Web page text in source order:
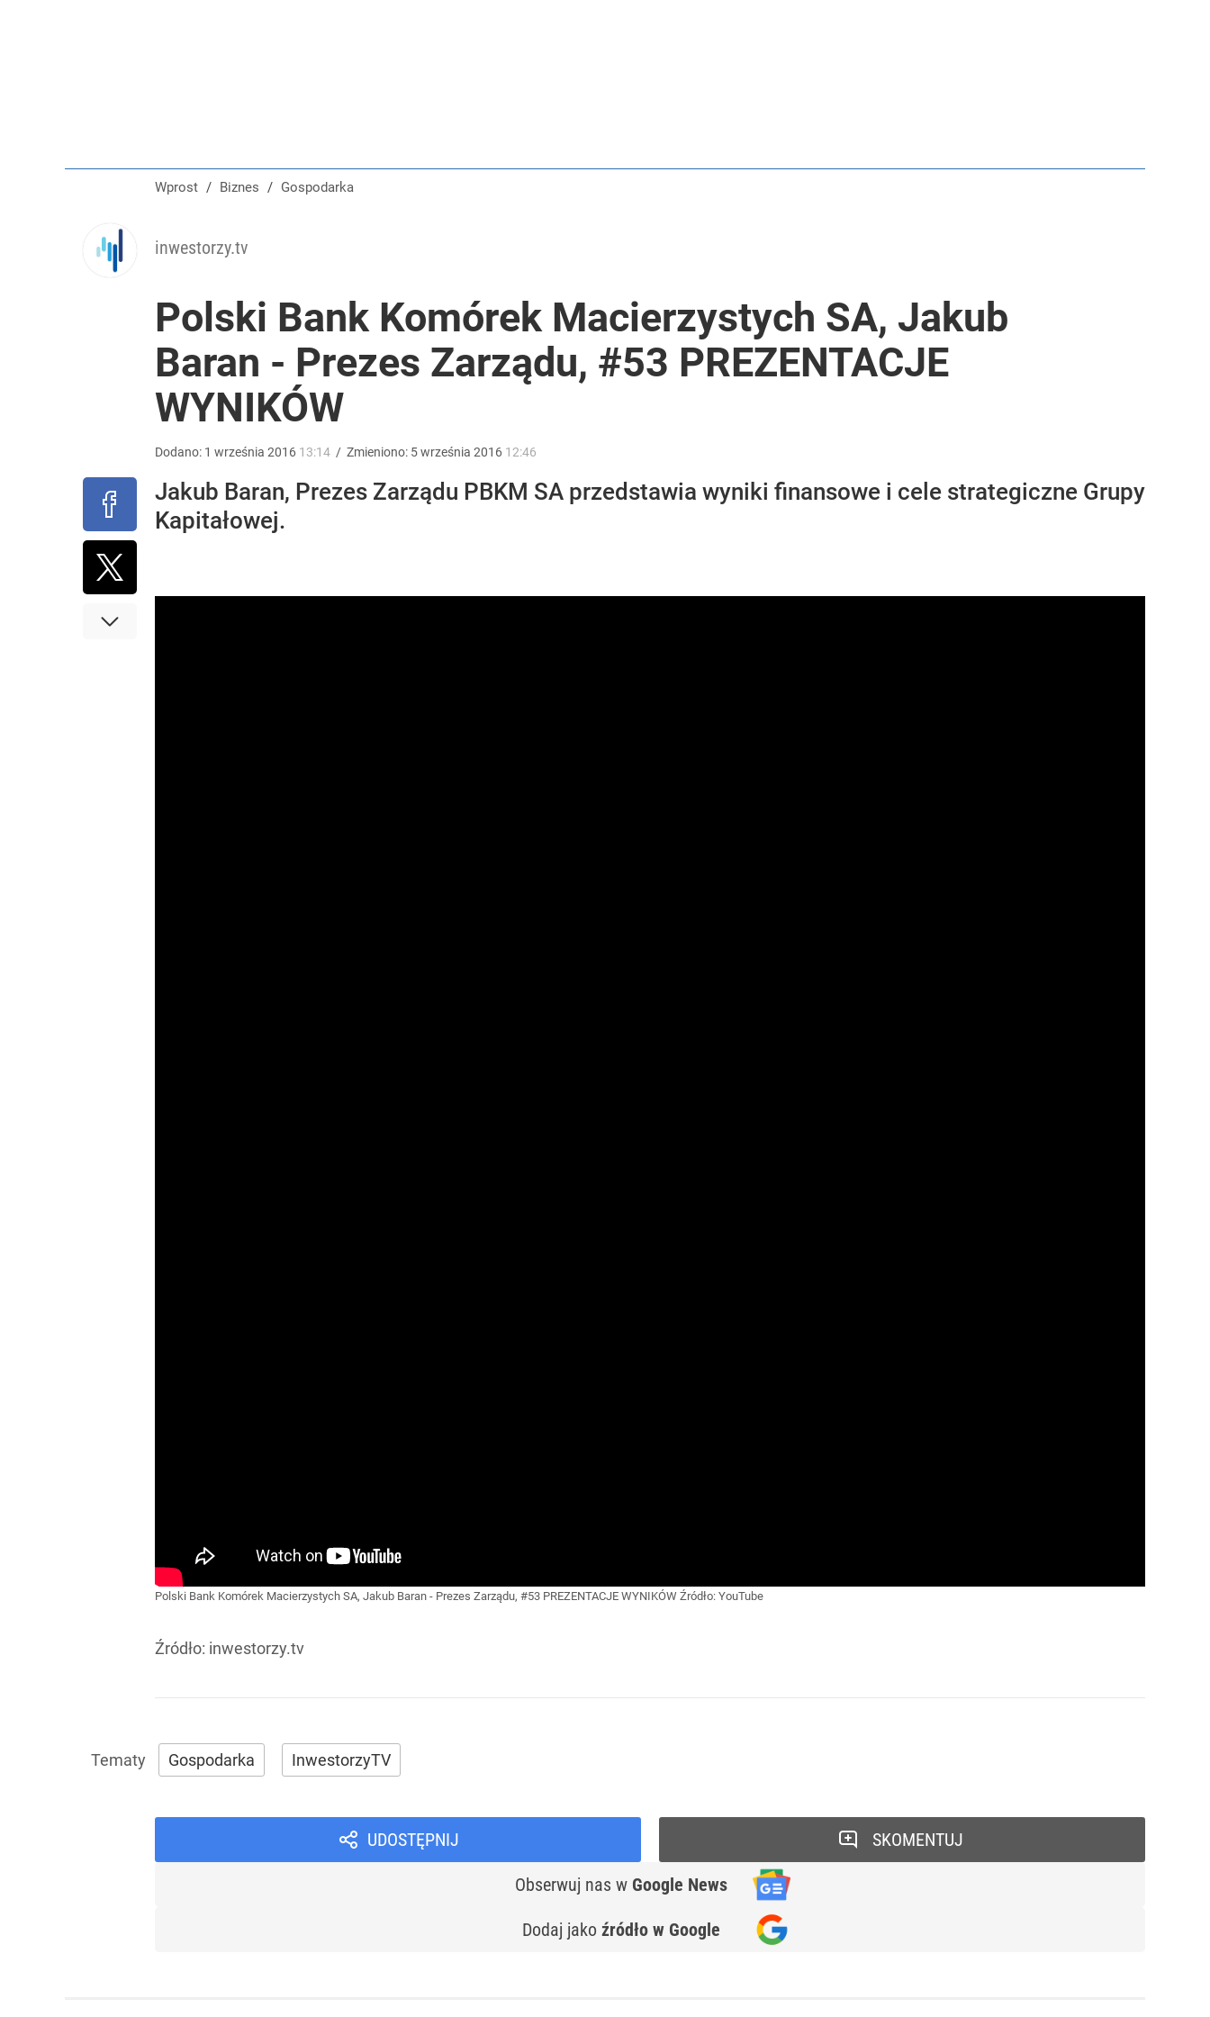
dodaj
Nawrocki ma szansę na drugą kadencję? Tak ocenili go Polacy. Sondaż dla „Wprost”
Wprost / Biznes / Gospodarka
inwestorzy.tv
Polski Bank Komórek Macierzystych SA, Jakub
Baran - Prezes Zarządu, #53 PREZENTACJE
WYNIKÓW
Dodano: 1 września 2016 13:14 / Zmieniono: 5września 2016 12:46
Jakub Baran, Prezes Zarządu PBKM SA przedstawia wyniki finansowe i cele strategiczne Grupy
Kapitałowej.
Polski Bank Komórek Macierzystych SA, Jakub Baran - Prezes Zarządu, #53 PREZENTACJE WYNIKÓW Źródło: YouTube
Źródło: inwestorzy.tv
Gospodarka InwestorzyTV
UDOSTĘPNIJ
Obserwuj nas w Google News
Dodaj jako źródło w Google
SKOMENTUJ